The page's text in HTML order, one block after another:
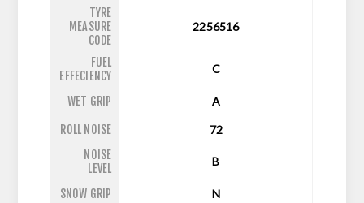
TYRE
MEASURE
CODE
2256516
FUEL
EFFECIENCY
C
WET GRIP A
ROLL NOISE
72
NOISE
LEVEL
B
SNOW GRIP N